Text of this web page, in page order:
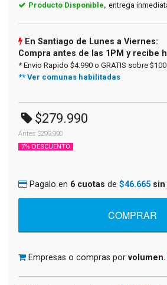
Producto Disponible, entrega
En Santiago de Lunes a Viernes:
Compra antes de las 1PM y recibe
* Envio Rapido $4.990 o GRATIS sobre
** Ver comunas habilitadas
$279.990
Antes: $299.990
7% DESCUENTO
Pagalo en 6 cuotas de $46.665
Empresas o compras por volumen.